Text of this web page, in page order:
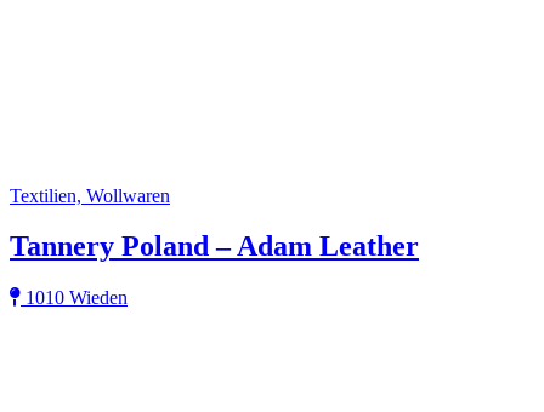
Textilien, Wollwaren
Tannery Poland – Adam Leather
1010 Wieden